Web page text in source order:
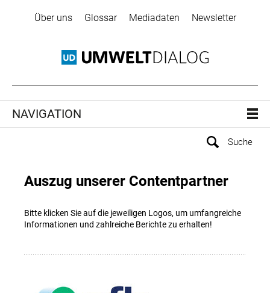
Über uns Glossar Mediadaten Newsletter
NAVIGATION
Auszug unserer Contentpartner
Bitte klicken Sie auf die jeweiligen Logos, um umfangreiche
Informationen und zahlreiche Berichte zu erhalten!